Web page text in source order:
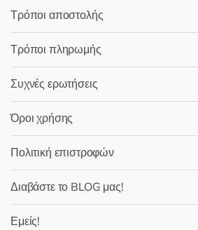
Τρόποι αποστολής
Τρόποι πληρωμής
Συχνές ερωτήσεις
Όροι χρήσης
Πολιτική επιστροφών
Διαβάστε το BLOG μας!
Εμείς!